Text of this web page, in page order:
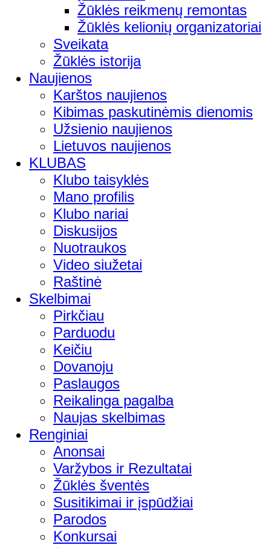
Žūklės reikmenų remontas
Žūklės kelionių organizatoriai
Sveikata
Žūklės istorija
Naujienos
Karštos naujienos
Kibimas paskutinėmis dienomis
Užsienio naujienos
Lietuvos naujienos
KLUBAS
Klubo taisyklės
Mano profilis
Klubo nariai
Diskusijos
Nuotraukos
Video siužetai
Raštinė
Skelbimai
Pirkčiau
Parduodu
Keičiu
Dovanoju
Paslaugos
Reikalinga pagalba
Naujas skelbimas
Renginiai
Anonsai
Varžybos ir Rezultatai
Žūklės šventės
Susitikimai ir įspūdžiai
Parodos
Konkursai